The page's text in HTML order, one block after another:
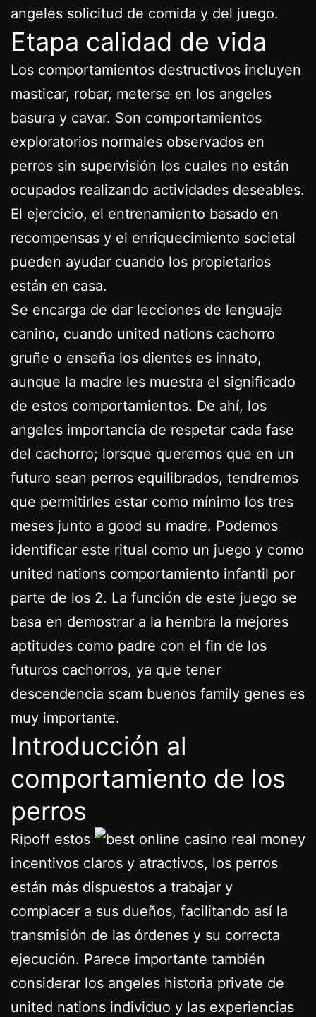
angeles solicitud de comida y del juego.
Etapa calidad de vida
Los comportamientos destructivos incluyen
masticar, robar, meterse en los angeles
basura y cavar. Son comportamientos
exploratorios normales observados en
perros sin supervisión los cuales no están
ocupados realizando actividades deseables.
El ejercicio, el entrenamiento basado en
recompensas y el enriquecimiento societal
pueden ayudar cuando los propietarios
están en casa.
Se encarga de dar lecciones de lenguaje
canino, cuando united nations cachorro
gruñe o enseña los dientes es innato,
aunque la madre les muestra el significado
de estos comportamientos. De ahí, los
angeles importancia de respetar cada fase
del cachorro; lorsque queremos que en un
futuro sean perros equilibrados, tendremos
que permitirles estar como mínimo los tres
meses junto a good su madre. Podemos
identificar este ritual como un juego y como
united nations comportamiento infantil por
parte de los 2. La función de este juego se
basa en demostrar a la hembra la mejores
aptitudes como padre con el fin de los
futuros cachorros, ya que tener
descendencia scam buenos family genes es
muy importante.
Introducción al
comportamiento de los
perros
Ripoff estos
incentivos claros y atractivos, los perros
están más dispuestos a trabajar y
complacer a sus dueños, facilitando así la
transmisión de las órdenes y su correcta
ejecución. Parece importante también
considerar los angeles historia private de
united nations individuo y las experiencias